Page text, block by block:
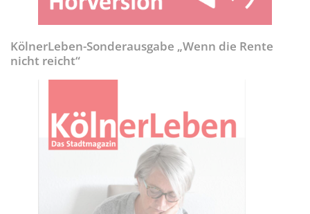
KölnerLeben-Sonderausgabe „Wenn die Rente
nicht reicht“